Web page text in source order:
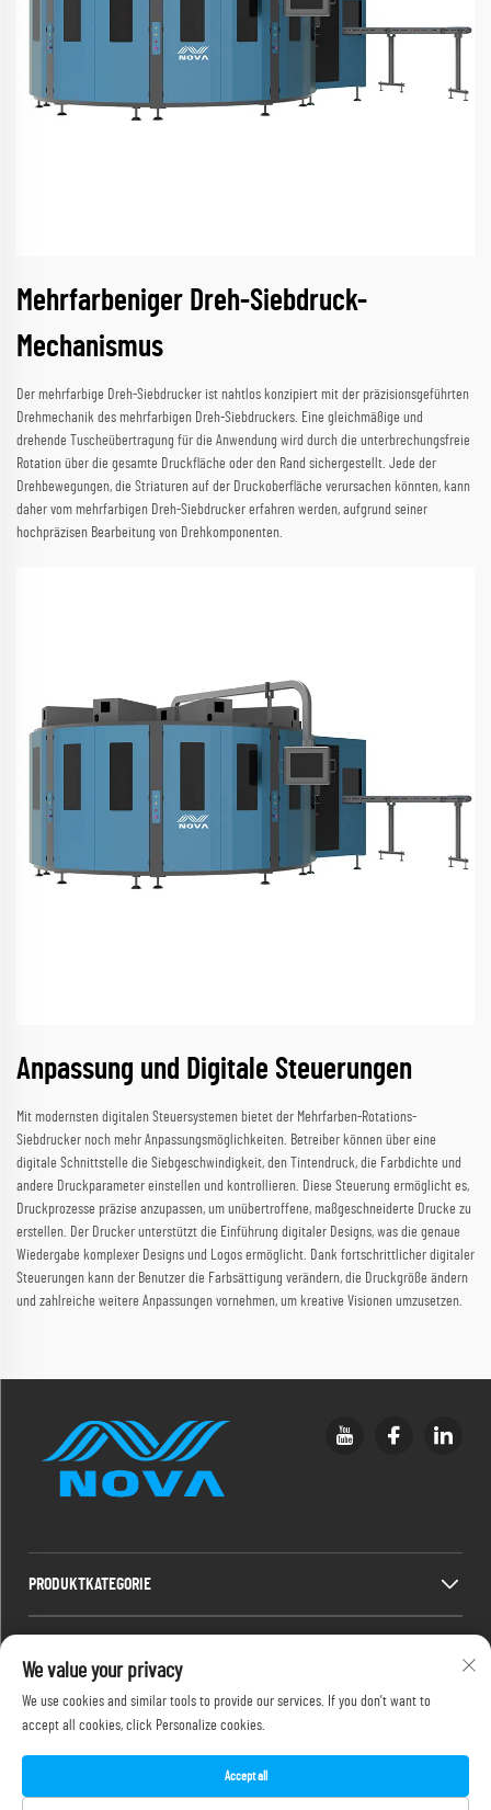
Mehrfarbeniger Dreh-Siebdruck-
Mechanismus
Der mehrfarbige Dreh-Siebdrucker ist nahtlos konzipiert mit der präzisionsgeführten
Drehmechanik des mehrfarbigen Dreh-Siebdruckers. Eine gleichmäßige und
drehende Tuscheübertragung für die Anwendung wird durch die unterbrechungsfreie
Rotation über die gesamte Druckfläche oder den Rand sichergestellt. Jede der
Drehbewegungen, die Striaturen auf der Druckoberfläche verursachen könnten, kann
daher vom mehrfarbigen Dreh-Siebdrucker erfahren werden, aufgrund seiner
hochpräzisen Bearbeitung von Drehkomponenten.
Anpassung und Digitale Steuerungen
Mit modernsten digitalen Steuersystemen bietet der Mehrfarben-Rotations-
Siebdrucker noch mehr Anpassungsmöglichkeiten. Betreiber können über eine
digitale Schnittstelle die Siebgeschwindigkeit, den Tintendruck, die Farbdichte und
andere Druckparameter einstellen und kontrollieren. Diese Steuerung ermöglicht es,
Druckprozesse präzise anzupassen, um unübertroffene, maßgeschneiderte Drucke zu
erstellen. Der Drucker unterstützt die Einführung digitaler Designs, was die genaue
Wiedergabe komplexer Designs und Logos ermöglicht. Dank fortschrittlicher digitaler
Steuerungen kann der Benutzer die Farbsättigung verändern, die Druckgröße ändern
und zahlreiche weitere Anpassungen vornehmen, um kreative Visionen umzusetzen.
PRODUKTKATEGORIE
KONTAKTINFORMATIONEN
Office add : 2F, 486-2 Jinyuanxi 2nd Road, Jimei, Xiamen
Tel:+86-18150386505
We value your privacy
We use cookies and similar tools to provide our services. If you don't want to
accept all cookies, click Personalize cookies.
Accept all